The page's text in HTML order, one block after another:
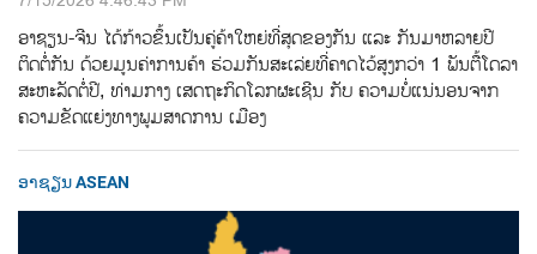
ອາຊຽນ-ຈີນ ໄດ້ກ້າວຂຶ້ນເປັນຄູ່ຄ້າໃຫຍ່ທີ່ສຸດຂອງກັນ ແລະ ກັນມາຫລາຍປີ
ຕິດຕໍ່ກັນ ດ້ວຍມູນຄ່າການຄ້າ ຮ່ວມກັນສະເລ່ຍທີ່ຄາດໄວ້ສູງກວ່າ 1 ພັນຕື້ໂດລາ
ສະຫະລັດຕໍ່ປີ, ທ່າມກາງ ເສດຖະກິດໂລກຜະເຊີນ ກັບ ຄວາມບໍ່ແນ່ນອນຈາກ
ຄວາມຂັດແຍ່ງທາງພູມສາດການ ເມືອງ
ອາຊຽນ ASEAN